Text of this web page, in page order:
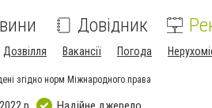
Довідник
Дозвілля Вакансії Погода
згідно норм Міжнародного права